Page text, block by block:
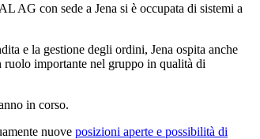
AG con sede a Jena si è occupata di sistemi a
e la gestione degli ordini, Jena ospita anche
ruolo importante nel gruppo in qualità di
in corso.
nuove posizioni aperte e possibilità di